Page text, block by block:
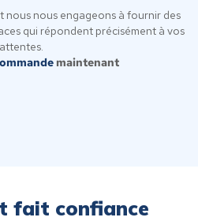
nous nous engageons à fournir des
qui répondent précisément à vos
attentes.
maintenant
fait confiance